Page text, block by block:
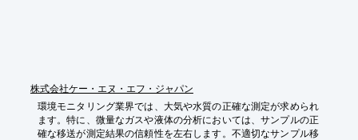
株式会社ケー・エヌ・エフ・ジャパン
環境モニタリング業界では、大気や水質の正確な測定が求められ
ます。特に、微量なガスや液体の分析においては、サンプルの正
確な移送が測定結果の信頼性を左右します。不適切なサンプル移